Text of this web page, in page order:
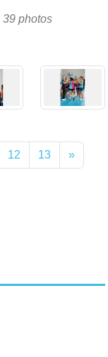
39 photos
12 13 »